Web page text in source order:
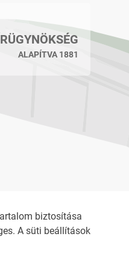
biztosítása
A süti beállítások
ALAPÍTVA 1881